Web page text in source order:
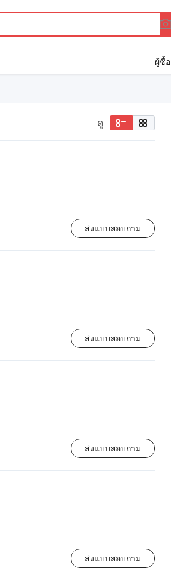
ผู้ซื้อ
ดู:
ส่งแบบสอบถาม
ส่งแบบสอบถาม
ส่งแบบสอบถาม
ส่งแบบสอบถาม